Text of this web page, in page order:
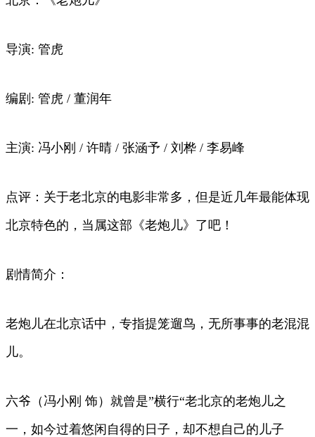
导演: 管虎
编剧: 管虎 / 董润年
主演: 冯小刚 / 许晴 / 张涵予 / 刘桦 / 李易峰
点评：关于老北京的电影非常多，但是近几年最能体现
北京特色的，当属这部《老炮儿》了吧！
剧情简介：
老炮儿在北京话中，专指提笼遛鸟，无所事事的老混混
儿。
六爷（冯小刚 饰）就曾是”横行“老北京的老炮儿之
一，如今过着悠闲自得的日子，却不想自己的儿子